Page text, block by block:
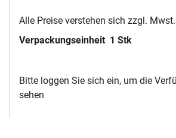
Alle Preise verstehen sich zzgl.
Verpackungseinheit 1 Stk
Bitte loggen Sie sich ein, um die
sehen